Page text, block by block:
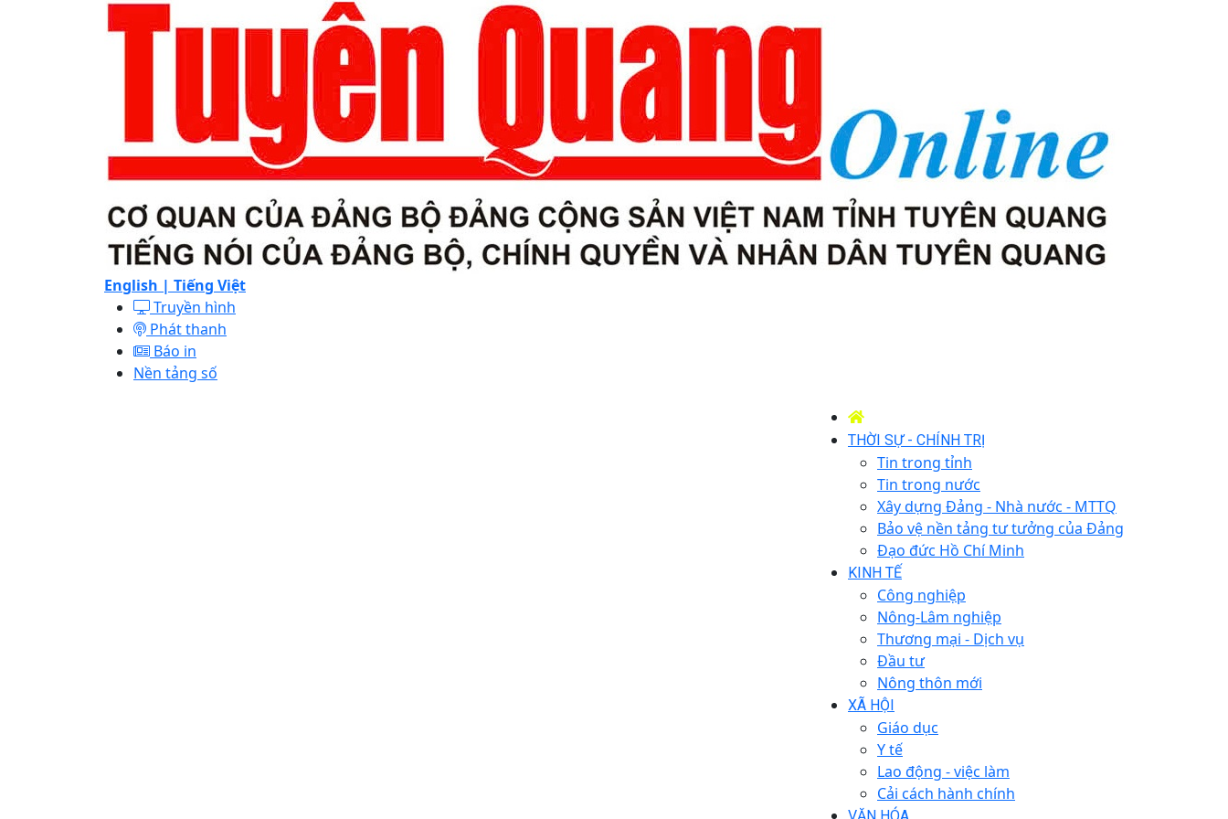
English | Tiếng Việt
Truyền hình
Phát thanh
Báo in
Nền tảng số
THỜI SỰ - CHÍNH TRỊ
Tin trong tỉnh
Tin trong nước
Xây dựng Đảng - Nhà nước - MTTQ
Bảo vệ nền tảng tư tưởng của Đảng
Đạo đức Hồ Chí Minh
KINH TẾ
Công nghiệp
Nông-Lâm nghiệp
Thương mại - Dịch vụ
Đầu tư
Nông thôn mới
XÃ HỘI
Giáo dục
Y tế
Lao động - việc làm
Cải cách hành chính